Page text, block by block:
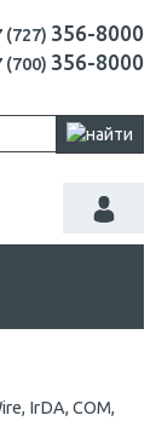
(727) 356-8000
(700) 356-8000
IrDA, COM,